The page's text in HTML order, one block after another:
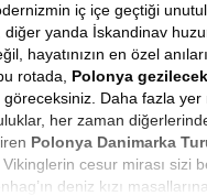
iç içe geçtiği
diğer yanda İskandinav
hayatınızın en özel
rotada, Polonya
göreceksiniz. Daha fazla
her zaman
Polonya Danimarka
cesur mirası
deniz kızı